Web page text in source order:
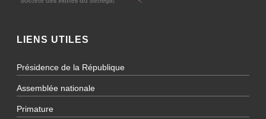
LIENS UTILES
Présidence de la République
Assemblée nationale
Primature